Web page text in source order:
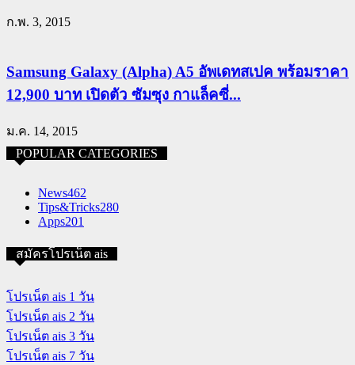
ก.พ. 3, 2015
Samsung Galaxy (Alpha) A5 อัพเดทสเปค พร้อมราคา
12,900 บาท เปิดตัว ซัมซุง กาแล็คซี่...
ม.ค. 14, 2015
POPULAR CATEGORIES
News462
Tips&Tricks280
Apps201
สมัครโปรเน็ต ais
โปรเน็ต ais 1 วัน
โปรเน็ต ais 2 วัน
โปรเน็ต ais 3 วัน
โปรเน็ต ais 7 วัน